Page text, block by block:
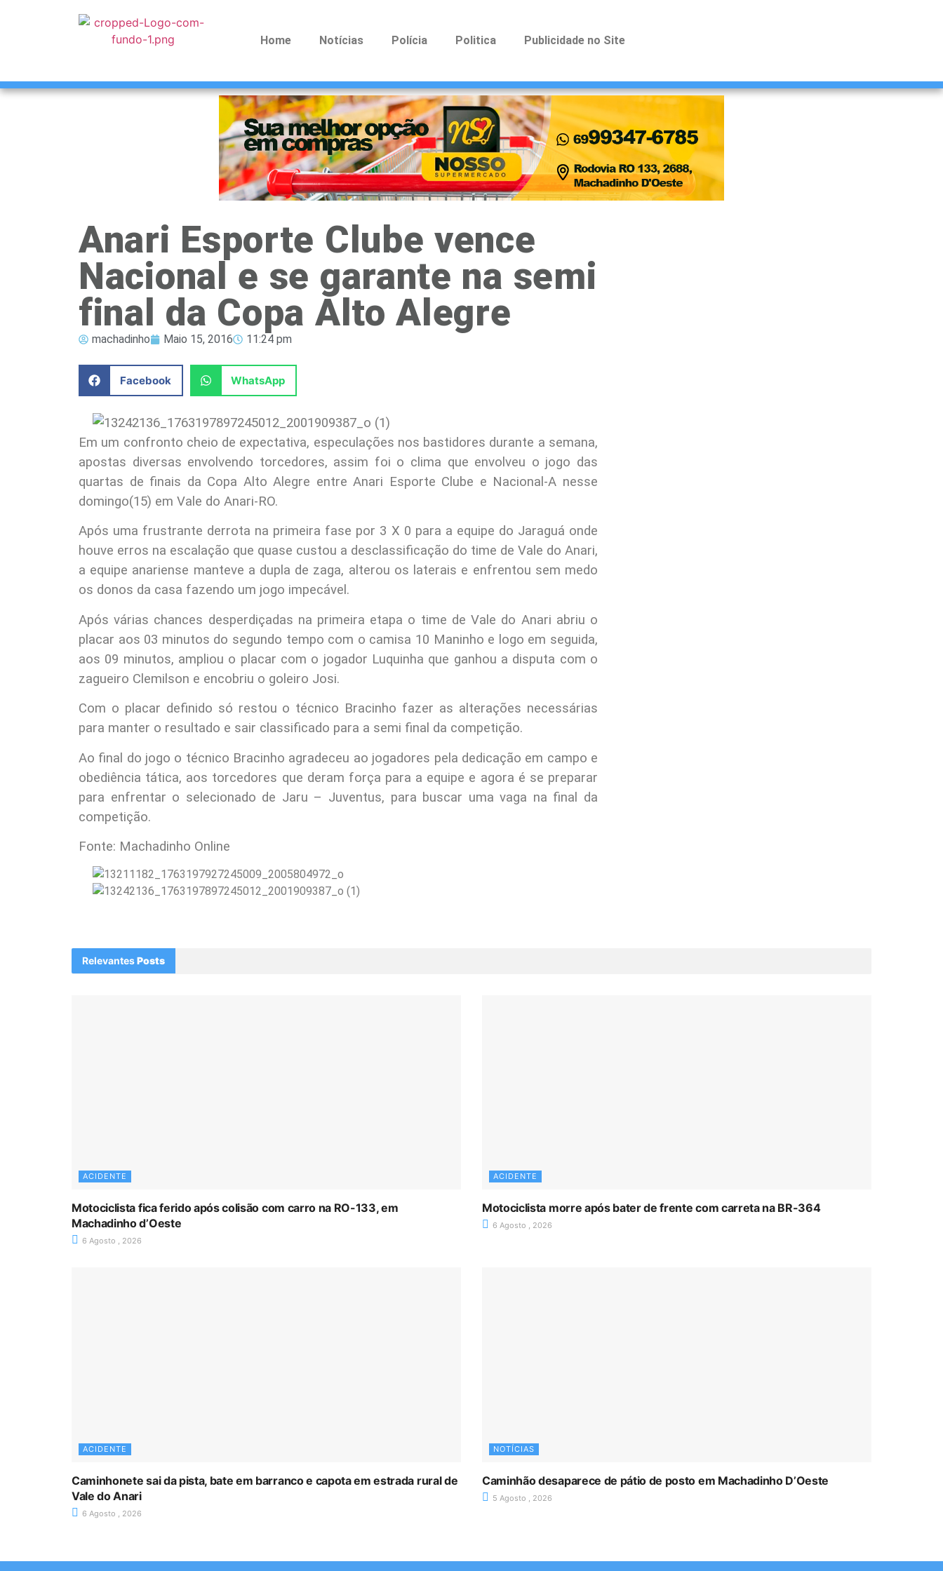
Home Notícias Polícia Politica Publicidade no Site
Anari Esporte Clube vence
Nacional e se garante na semi
final da Copa Alto Alegre
machadinho Maio 15, 2016 11:24 pm
Facebook WhatsApp
Em um confronto cheio de expectativa, especulações nos bastidores durante a semana,
apostas diversas envolvendo torcedores, assim foi o clima que envolveu o jogo das
quartas de finais da Copa Alto Alegre entre Anari Esporte Clube e Nacional-A nesse
domingo(15) em Vale do Anari-RO.
Após uma frustrante derrota na primeira fase por 3 X 0 para a equipe do Jaraguá onde
houve erros na escalação que quase custou a desclassificação do time de Vale do Anari,
a equipe anariense manteve a dupla de zaga, alterou os laterais e enfrentou sem medo
os donos da casa fazendo um jogo impecável.
Após várias chances desperdiçadas na primeira etapa o time de Vale do Anari abriu o
placar aos 03 minutos do segundo tempo com o camisa 10 Maninho e logo em seguida,
aos 09 minutos, ampliou o placar com o jogador Luquinha que ganhou a disputa com o
zagueiro Clemilson e encobriu o goleiro Josi.
Com o placar definido só restou o técnico Bracinho fazer as alterações necessárias
para manter o resultado e sair classificado para a semi final da competição.
Ao final do jogo o técnico Bracinho agradeceu ao jogadores pela dedicação em campo e
obediência tática, aos torcedores que deram força para a equipe e agora é se preparar
para enfrentar o selecionado de Jaru – Juventus, para buscar uma vaga na final da
competição.
Fonte: Machadinho Online
RelevantesPosts
ACIDENTE
Motociclista fica ferido após colisão com carro na RO-133, em
Machadinho d’Oeste
6 Agosto , 2026
ACIDENTE
Motociclista morre após bater de frente com carreta na BR-364
6 Agosto , 2026
ACIDENTE
Caminhonete sai da pista, bate em barranco e capota em estrada rural de
Vale do Anari
6 Agosto , 2026
NOTÍCIAS
Caminhão desaparece de pátio de posto em Machadinho D’Oeste
5 Agosto , 2026